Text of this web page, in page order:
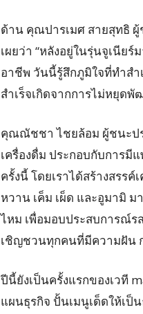
ด้าน คุณปารเมศ สายสุทธิ ผู้
เผยว่า “หลังอยู่ในรุ่นจูเนีย
อาชีพ วันนี้รู้สึกภูมิใจที่ทำสำ
สำเร็จเกิดจากการไม่หยุด
คุณณัชชา ไชยล้อม ผู้ชนะปร
เครื่องดื่ม ประกอบกับการ
ครั้งนี้ โดยเราได้สร้างสรร
หวาน เค็ม เผ็ด และอูมามิ
ไหม เพื่อมอบประสบการณ์ร
เชิญชวนทุกคนที่มีความฝัน
ปีนี้ยังเป็นครั้งแรกของเวที
แผนธุรกิจ ปั้นเมนูเด็ดให้เป็